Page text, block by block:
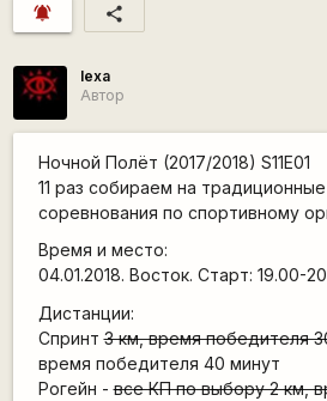
notifications_active share
lexa
Автор
Ночной Полёт (2017/2018) S11E01
11 раз собираем на
соревнования по спортивному
Время и место:
04.01.2018. Восток. Старт: 19.00-
Дистанции:
Спринт3 км, время победителя
время победителя 40 минут
Рогейн -все КП по выбору 2 км,